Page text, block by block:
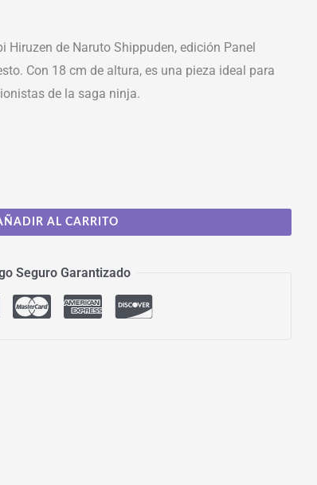
Hiruzen de Naruto Shippuden, edición Panel
Con 18 cm de altura, es una pieza ideal para
de la saga ninja.
AL CARRITO
Seguro Garantizado